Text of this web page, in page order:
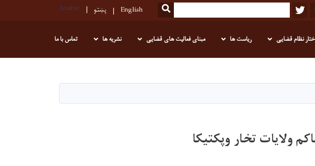
Facebook
Twitter
Search
SEARCH
English پښتو Arabic
نظام قضایی ریاست ها مبنای فعالیت های قضایی نشریه ها تماس با ما
تخار وپکتیکا